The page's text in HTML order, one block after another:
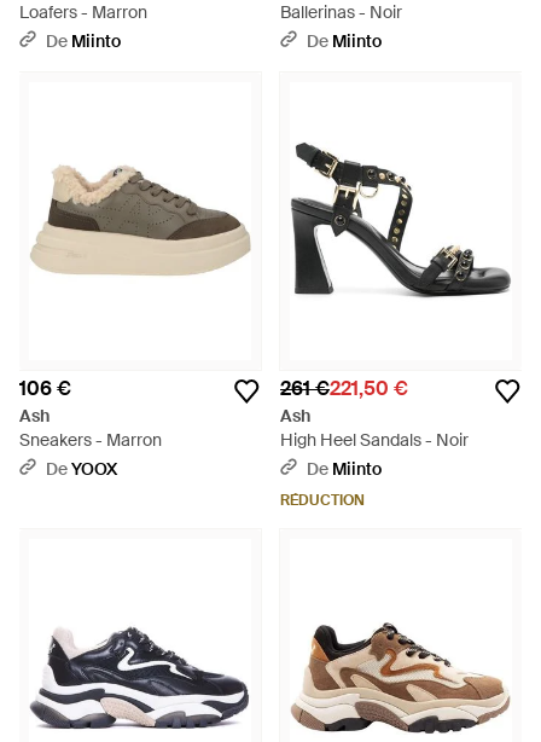
Loafers - Marron
De Miinto
Ballerinas - Noir
De Miinto
106 €
Ash
Sneakers - Marron
DeYOOX
261 €221,50 €
Ash
High Heel Sandals - Noir
De Miinto
RÉDUCTION